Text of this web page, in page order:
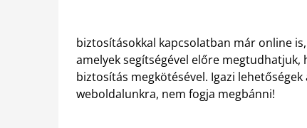
biztosításokkal kapcsolatban már online
amelyek segítségével előre
biztosítás megkötésével. Igazi
weboldalunkra, nem fogja megbánni!